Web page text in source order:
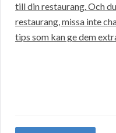
till din restaurang. Och
restaurang, missa inte
tips som kan ge dem